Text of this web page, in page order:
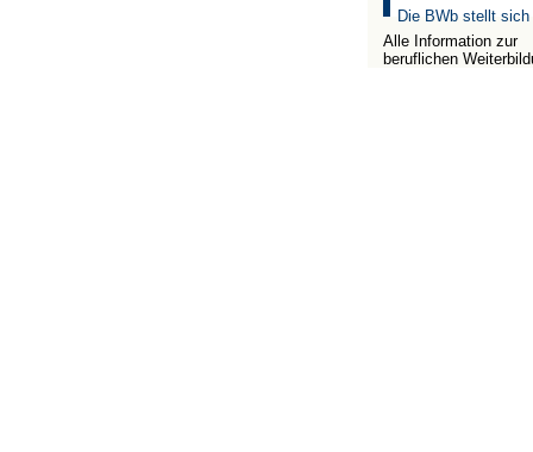
Die BWb stellt sich
Alle Information zur
beruflichen